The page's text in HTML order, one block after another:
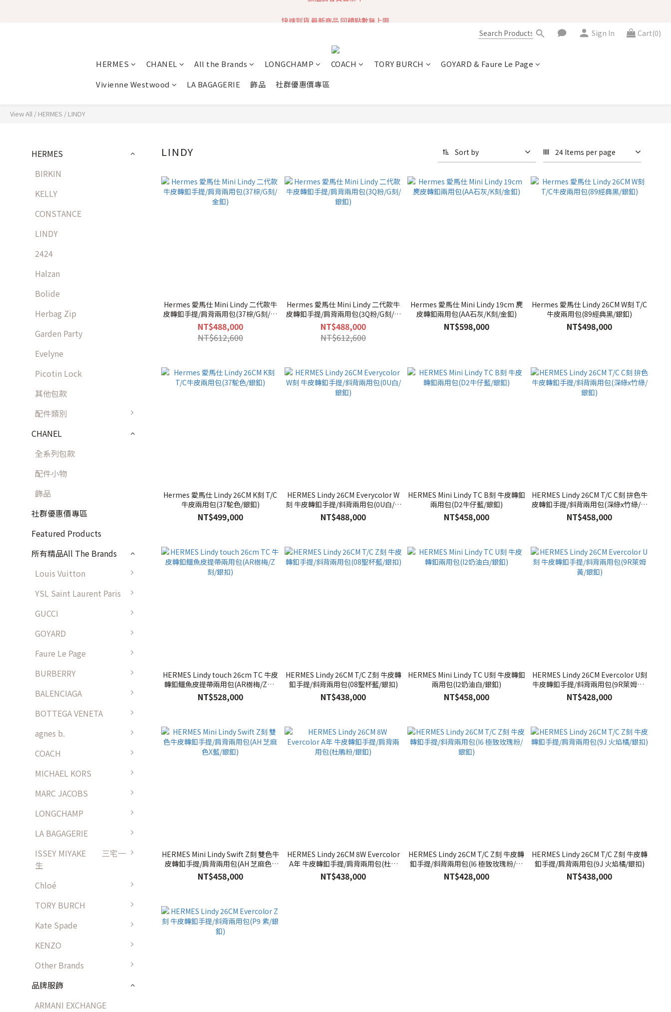
Sign In Cart(0)
HERMES CHANEL All the Brands LONGCHAMP COACH TORY BURCH
GOYARD & Faure Le Page
Vivienne Westwood
LA BAGAGERIE 飾品 社群優惠價專區
View All / HERMES / LINDY
HERMES
BIRKIN
KELLY
CONSTANCE
LINDY
2424
Halzan
Bolide
Herbag Zip
Garden Party
Evelyne
Picotin Lock
其他包款
配件類別
CHANEL
全系列包款
配件小物
飾品
社群優惠價專區
Featured Products
所有精品All The Brands
Louis Vuitton
YSL Saint Laurent Paris
GUCCI
GOYARD
Faure Le Page
BURBERRY
BALENCIAGA
BOTTEGA VENETA
agnes b.
COACH
MICHAEL KORS
MARC JACOBS
LONGCHAMP
LA BAGAGERIE
ISSEY MIYAKE 三宅一
生
Chloé
TORY BURCH
Kate Spade
KENZO
Other Brands
品牌服飾
ARMANI EXCHANGE
LINDY Sort by 24 Items per page
Hermes 愛馬仕 Mini Lindy 二代款牛
皮轉釦手提/肩背兩用包(37棕/G刻/金
釦)
NT$488,000
NT$612,600
Hermes 愛馬仕 Mini Lindy 二代款牛
皮轉釦手提/肩背兩用包(3Q粉/G刻/銀
釦)
NT$488,000
NT$612,600
Hermes 愛馬仕 Mini Lindy 19cm 麂
皮轉釦兩用包(AA石灰/K刻/金釦)
NT$598,000
Hermes 愛馬仕 Lindy 26CM W刻 T/C
牛皮兩用包(89經典黑/銀釦)
NT$498,000
Hermes 愛馬仕 Lindy 26CM K刻 T/C
牛皮兩用包(37駝色/銀釦)
NT$499,000
HERMES Lindy 26CM Everycolor W
刻 牛皮轉釦手提/斜背兩用包(0U白/銀
釦)
NT$488,000
HERMES Mini Lindy TC B刻 牛皮轉釦
兩用包(D2牛仔藍/銀釦)
NT$458,000
HERMES Lindy 26CM T/C C刻 拚色牛
皮轉釦手提/斜背兩用包(深綠x竹綠/銀
釦)
NT$458,000
HERMES Lindy touch 26cm TC 牛皮
轉釦鱷魚皮提帶兩用包(AR樹梅/Z刻/
銀扣)
NT$528,000
HERMES Lindy 26CM T/C Z刻 牛皮轉
釦手提/斜背兩用包(08聖杯藍/銀扣)
NT$438,000
HERMES Mini Lindy TC U刻 牛皮轉釦
兩用包(I2奶油白/銀釦)
NT$458,000
HERMES Lindy 26CM Evercolor U刻
牛皮轉釦手提/斜背兩用包(9R萊姆黃/
銀釦)
NT$428,000
HERMES Mini Lindy Swift Z刻 雙色牛
皮轉釦手提/肩背兩用包(AH 芝麻色X
藍/銀釦)
NT$458,000
HERMES Lindy 26CM 8W Evercolor
A年 牛皮轉釦手提/肩背兩用包(杜鵑
粉/銀釦)
NT$438,000
HERMES Lindy 26CM T/C Z刻 牛皮轉
釦手提/斜背兩用包(I6 極致玫瑰粉/銀
釦)
NT$428,000
HERMES Lindy 26CM T/C Z刻 牛皮轉
釦手提/肩背兩用包(9J 火焰橘/銀扣)
NT$438,000